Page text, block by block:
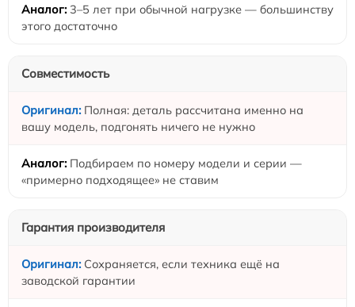
3–5 лет при обычной нагрузке — большинству
этого достаточно
Совместимость
Полная: деталь рассчитана именно на
вашу модель, подгонять ничего не нужно
Подбираем по номеру модели и серии —
«примерно подходящее» не ставим
Гарантия производителя
Сохраняется, если техника ещё на
заводской гарантии